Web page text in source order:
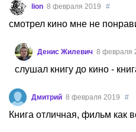
lion 8 февраля 2019 #
смотрел кино мне не
Денис Жилевич 8 февраля
слушал книгу до кино -
Дмитрий 8 февраля 2019 #
Книга отличная, фильм как